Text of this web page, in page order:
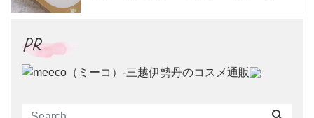
PR